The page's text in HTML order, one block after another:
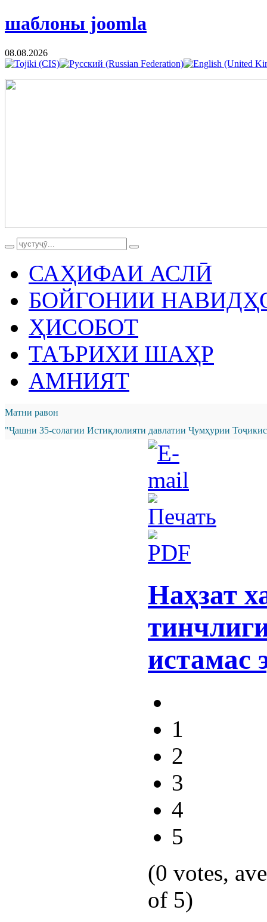
шаблоны joomla
08.08.2026
САҲИФАИ АСЛӢ
БОЙГОНИИ
ҲИСОБОТ
ТАЪРИХИ ШАҲР
АМНИЯТ
Матни равон
"Ҷашни 35-солагии Истиқлолияти давлатии Ҷумҳурии
Наҳзат
истамас
1
2
3
4
5
(0 votes,
of 5)